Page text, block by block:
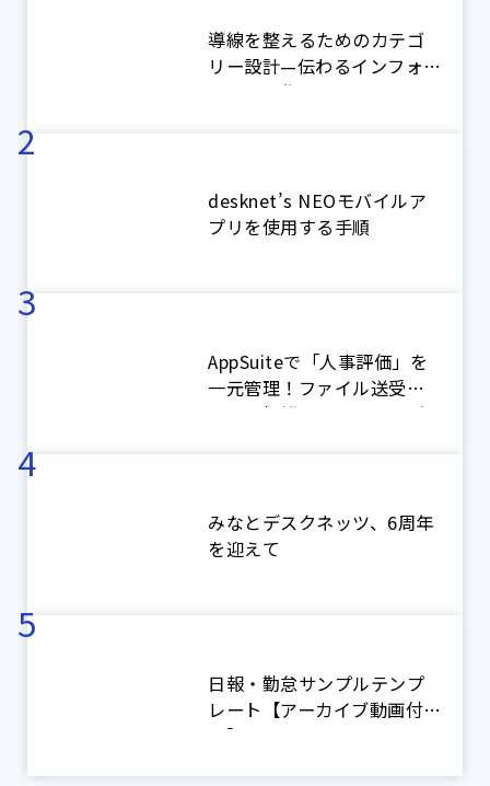
導線を整えるためのカテゴ
リー設計—伝わるインフォメ
ーション作り
desknet’s NEOモバイルア
プリを使用する手順
AppSuiteで「人事評価」を
一元管理！ファイル送受信
による煩雑なやり取りをゼ
みなとデスクネッツ、6周年
を迎えて
日報・勤怠サンプルテンプ
レート【アーカイブ動画付
き】